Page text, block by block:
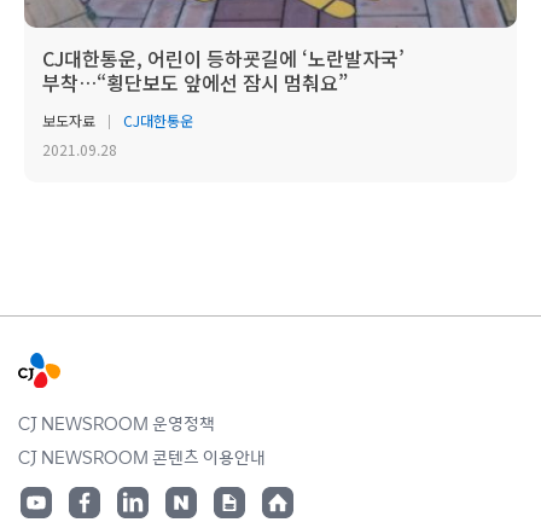
CJ대한통운, 어린이 등하굣길에 ‘노란발자국’
부착…“횡단보도 앞에선 잠시 멈춰요”
보도자료
CJ대한통운
2021.09.28
CJ NEWSROOM 운영정책
CJ NEWSROOM 콘텐츠 이용안내